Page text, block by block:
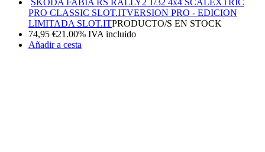
PRO CLASSIC SLOT.ITVERSION PRO - EDICION
LIMITADA SLOT.ITPRODUCTO/S EN STOCK
74,95 €21.00% IVA incluido
Añadir a cesta